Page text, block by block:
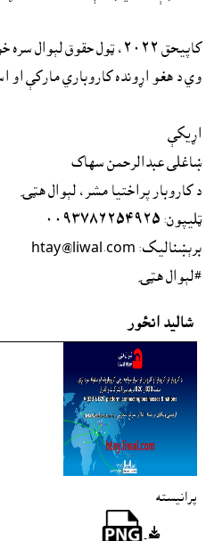
کاپيحق ٢٠٢٢، ټول حقوق
وي د هغو اړونده کاروباري مارکې او
اړيکې
ښاغلى عبدالرحمن سهاک
د کاروبار پراختیا مشر، لېوال هټۍ
ټليپون: ٠٠٩٣٧٨٦٢٥٤٩٢٥
برېښنالیک: htay@liwal.com
#لېوال هټۍ
شاليد انځور
پرانيسته